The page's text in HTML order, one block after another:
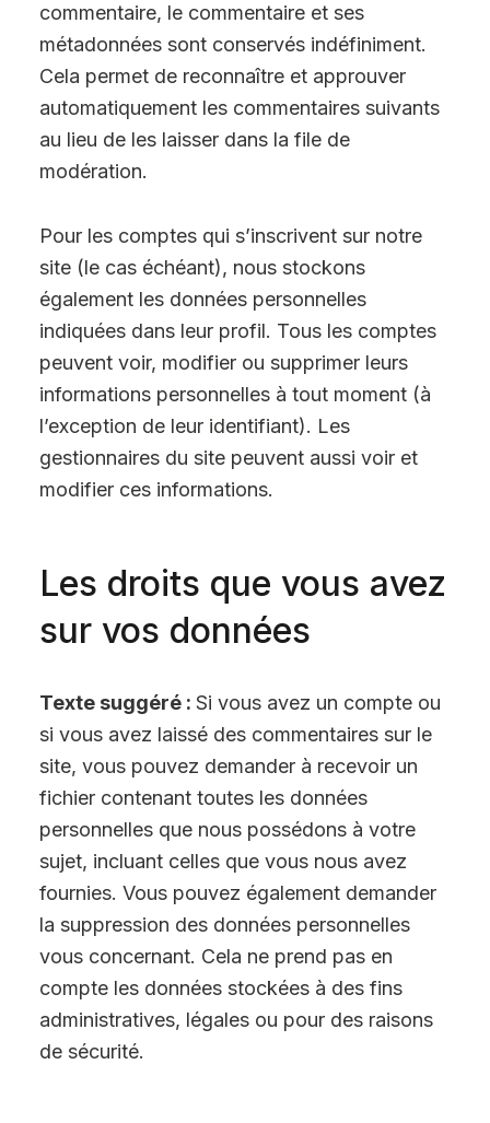
commentaire, le commentaire et ses
métadonnées sont conservés indéfiniment.
Cela permet de reconnaître et approuver
automatiquement les commentaires suivants
au lieu de les laisser dans la file de
modération.
Pour les comptes qui s’inscrivent sur notre
site (le cas échéant), nous stockons
également les données personnelles
indiquées dans leur profil. Tous les comptes
peuvent voir, modifier ou supprimer leurs
informations personnelles à tout moment (à
l’exception de leur identifiant). Les
gestionnaires du site peuvent aussi voir et
modifier ces informations.
Les droits que vous avez
sur vos données
Texte suggéré : Si vous avez un compte ou
si vous avez laissé des commentaires sur le
site, vous pouvez demander à recevoir un
fichier contenant toutes les données
personnelles que nous possédons à votre
sujet, incluant celles que vous nous avez
fournies. Vous pouvez également demander
la suppression des données personnelles
vous concernant. Cela ne prend pas en
compte les données stockées à des fins
administratives, légales ou pour des raisons
de sécurité.